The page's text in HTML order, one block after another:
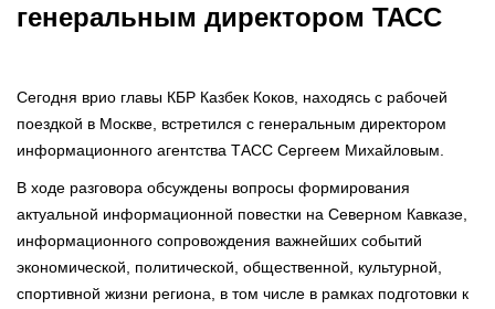
генеральным директором ТАСС
Сегодня врио главы КБР Казбек Коков, находясь с рабочей
поездкой в Москве, встретился с генеральным директором
информационного агентства ТАСС Сергеем Михайловым.
В ходе разговора обсуждены вопросы формирования
актуальной информационной повестки на Северном Кавказе,
информационного сопровождения важнейших событий
экономической, политической, общественной, культурной,
спортивной жизни региона, в том числе в рамках подготовки к